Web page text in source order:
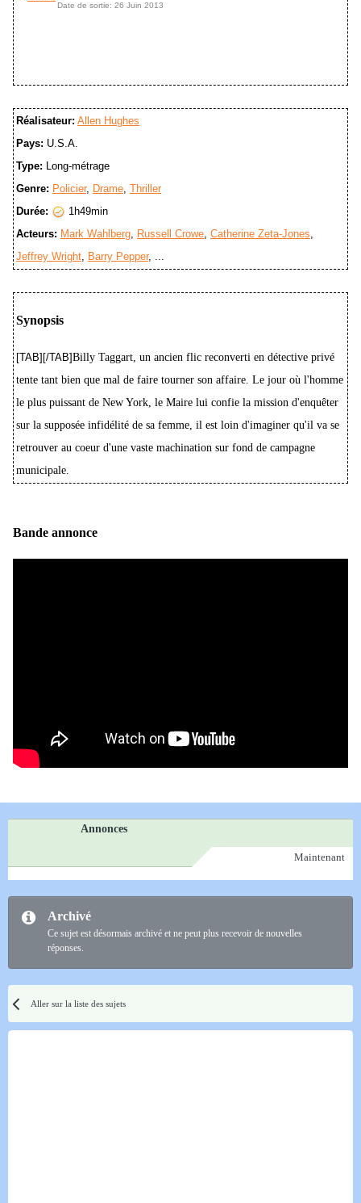
Date de sortie: 26 Juin 2013
Réalisateur: Allen Hughes
Pays: U.S.A.
Type: Long-métrage
Genre: Policier, Drame, Thriller
Durée:
1h49min
Acteurs: Mark Wahlberg, Russell Crowe, Catherine Zeta-Jones,
Jeffrey Wright, Barry Pepper, ...
Synopsis
[TAB][/TAB]Billy Taggart, un ancien flic reconverti en détective privé
tente tant bien que mal de faire tourner son affaire. Le jour où l'homme
le plus puissant de New York, le Maire lui confie la mission d'enquêter
sur la supposée infidélité de sa femme, il est loin d'imaginer qu'il va se
retrouver au coeur d'une vaste machination sur fond de campagne
municipale.
Bande annonce
Annonces
Maintenant
Archivé
Ce sujet est désormais archivé et ne peut plus recevoir de nouvelles
réponses.
Aller sur la liste des sujets